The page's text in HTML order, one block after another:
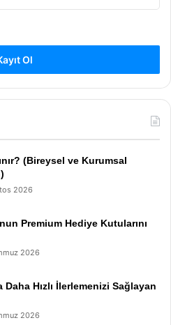
Ol
(Bireysel ve Kurumsal
2026
Premium Hediye Kutularını
2026
Hızlı İlerlemenizi Sağlayan
2026